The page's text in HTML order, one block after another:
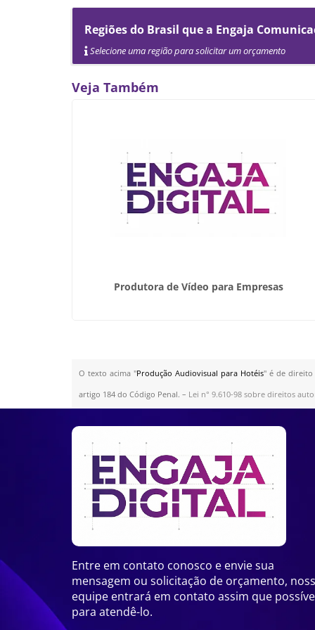
Regiões do Brasil que a Engaja
Selecione uma região para solicitar um orçamento
Veja Também
Produtora de Vídeo para Empresas
O texto acima "Produção Audiovisual para Hotéis" é de direito
artigo 184 do Código Penal. – Lei n° 9.610-98 sobre direitos
Entre em contato conosco e envie sua
mensagem ou solicitação de orçamento,
equipe entrará em contato assim que
para atendê-lo.